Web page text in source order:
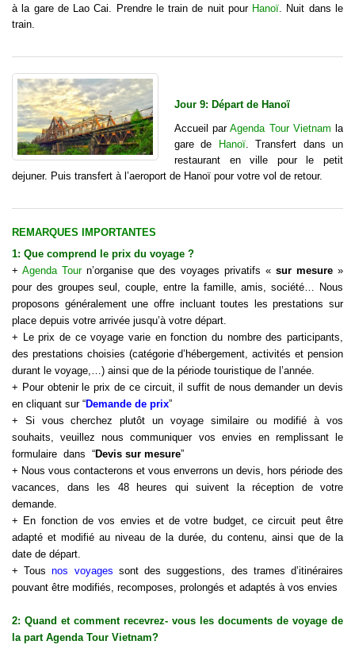
à la gare de Lao Cai. Prendre le train de nuit pour Hanoï . Nuit dans le
train.
Jour 9: Départ de Hanoï
Accueil parAgenda Tour Vietnam la
gare de
Hanoï. Transfert dans un
restaurant en ville pour le petit
dejuner. Puis transfert à l’aeroport de Hanoï pour votre vol de retour.
REMARQUES IMPORTANTES
1: Que comprend le prix du voyage ?
+ Agenda Tourn’organise que des voyages privatifs « sur mesure »
pour des groupes seul, couple, entre la famille, amis, société… Nous
proposons généralement une offre incluant toutes les prestations sur
place depuis votre arrivée jusqu’à votre départ.
+ Le prix de ce voyage varie en fonction du nombre des participants,
des prestations choisies (catégorie d’hébergement, activités et pension
durant le voyage,…) ainsi que de la période touristique de l’année.
+ Pour obtenir le prix de ce circuit, il suffit de nous demander un devis
en cliquant sur “Demande de prix”
+ Si vous cherchez plutôt un voyage similaire ou modifié à vos
souhaits, veuillez nous communiquer vos envies en remplissant le
formulaire dans “Devis sur mesure”
+ Nous vous contacterons et vous enverrons un devis, hors période des
vacances, dans les 48 heures qui suivent la réception de votre
demande.
+ En fonction de vos envies et de votre budget, ce circuit peut être
adapté et modifié au niveau de la durée, du contenu, ainsi que de la
date de départ.
+ Tousnos voyages sont des suggestions, des trames d’itinéraires
pouvant être modifiés, recomposes, prolongés et adaptés à vos envies
2: Quand et comment recevrez- vous les documents de voyage de
la part Agenda Tour Vietnam?